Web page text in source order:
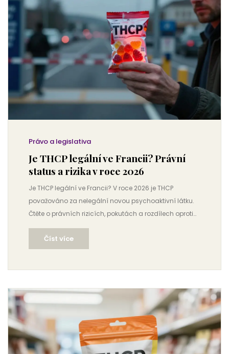
Právo a legislativa
Je THCP legální ve Francii? Právní
status a rizika v roce 2026
Je THCP legální ve Francii? V roce 2026 je THCP
považováno za nelegální novou psychoaktivní látku.
Čtěte o právních rizicích, pokutách a rozdílech oproti
ČR.
Číst více